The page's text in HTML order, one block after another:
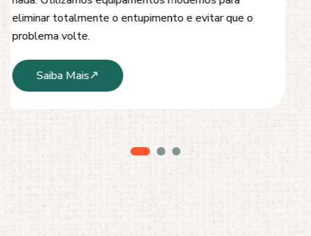
modernos e técnicas seguras que garantem um
serviço limpo, ágil e sem danos à estrutura.
Saiba Mais